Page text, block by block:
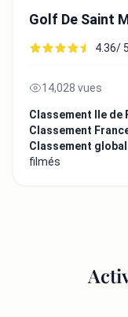
Golf De Saint
4.36/
14,028 vues
Classement Ile de
Classement
Classement
filmés